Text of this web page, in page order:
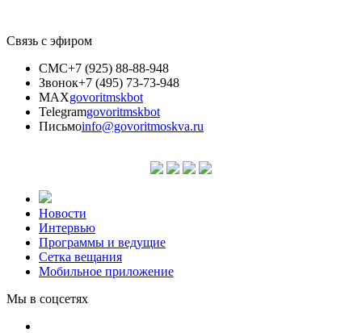
Связь с эфиром
СМС+7 (925) 88-88-948
Звонок+7 (495) 73-73-948
MAXgovoritmskbot
Telegramgovoritmskbot
Письмоinfo@govoritmoskva.ru
Новости
Интервью
Программы и ведущие
Сетка вещания
Мобильное приложение
Мы в соцсетях